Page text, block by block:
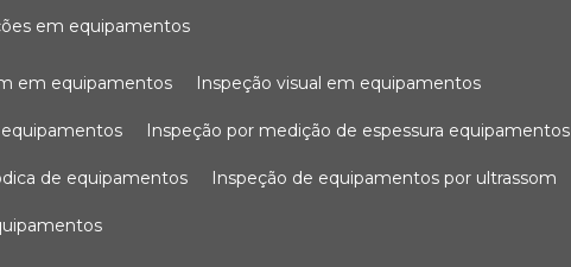
em equipamentos
em equipamentos inspeção visual em equipamentos
equipamentos inspeção por medição de espessura equipamentos
de equipamentos inspeção de equipamentos por ultrassom